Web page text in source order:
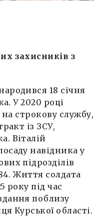
захисників з
18 січня
У 2020 році
на строкову службу,
із ЗСУ,
Віталій
навідника у
підрозділів
Життя солдата
року під час
поблизу
Курської області.